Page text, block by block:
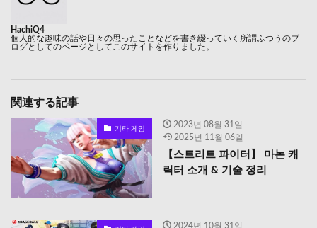
HachiQ4
個人的な趣味の話や日々の思ったことなどを書き綴っていく所謂ふつうのブ
ログとしてのページとしてこのサイトを作りました。
関連する記事
기타 게임
2023년 08월 31일
2025년 11월 06일
【스트리트 파이터】 마논 캐
릭터 소개 & 기술 정리
2024년 10월 31일